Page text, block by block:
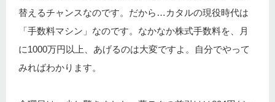
替えるチャンスなのです。だから…カタルの現役時代は
「手数料マシン」なのです。なかなか株式手数料を、月
に1000万円以上、あげるのは大変ですよ。自分でやって
みればわかります。